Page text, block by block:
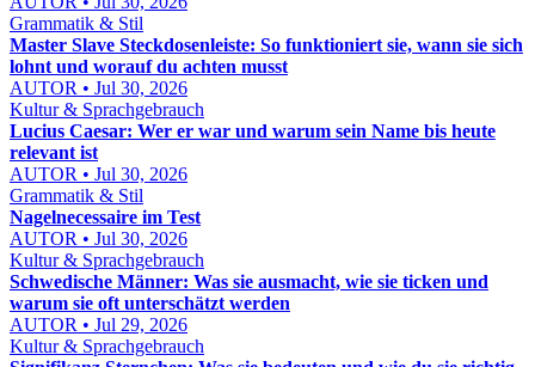
Grammatik & Stil
Master Slave Steckdosenleiste: So funktioniert sie, wann sie sich
lohnt und worauf du achten musst
AUTOR • Jul 30, 2026
Kultur & Sprachgebrauch
Lucius Caesar: Wer er war und warum sein Name bis heute
relevant ist
AUTOR • Jul 30, 2026
Grammatik & Stil
Nagelnecessaire im Test
AUTOR • Jul 30, 2026
Kultur & Sprachgebrauch
Schwedische Männer: Was sie ausmacht, wie sie ticken und
warum sie oft unterschätzt werden
AUTOR • Jul 29, 2026
Kultur & Sprachgebrauch